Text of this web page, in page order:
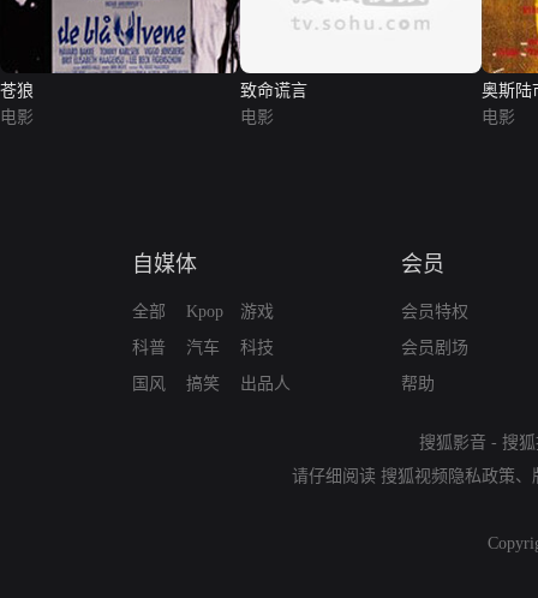
苍狼
电影
致命谎言
电影
奥斯陆
电影
自媒体
全部
科普
国风
Kpop
汽车
搞笑
游戏
科技
出品人
会员
会员特权
会员剧场
帮助
搜狐影音 - 搜
请仔细阅读 搜狐视频隐私政策、